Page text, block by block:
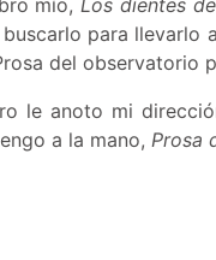
mío,Los dientes
para llevarlo
del observatorio
le anoto mi
a la mano, Prosa